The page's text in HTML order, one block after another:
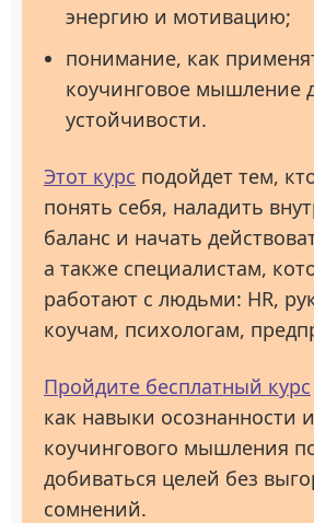
энергию и мотивацию;
понимание, как
коучинговое мышление
устойчивости.
Этот курс подойдет тем,
понять себя, наладить
баланс и начать
а также специалистам,
работают с людьми: HR,
коучам, психологам,
Пройдите бесплатный курс
как навыки осознанности и
коучингового мышления
добиваться целей без
сомнений.